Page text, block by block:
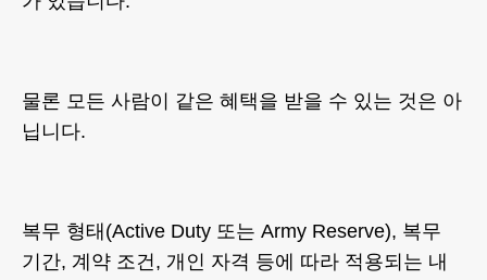
물론 모든 사람이 같은 혜택을 받을 수 있는 것은 아
닙니다.
복무 형태(Active Duty 또는 Army Reserve), 복무
기간, 계약 조건, 개인 자격 등에 따라 적용되는 내